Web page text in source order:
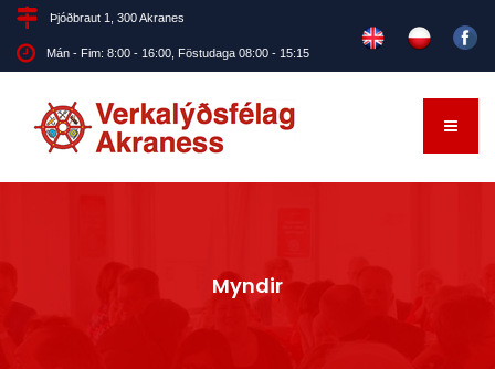
Þjóðbraut 1, 300 Akranes
Mán - Fim: 8:00 - 16:00, Föstudaga 08:00 - 15:15
Myndir